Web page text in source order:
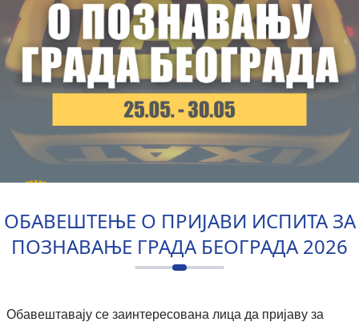
ОБАВЕШТЕЊЕ О ПРИЈАВИ ИСПИТА ЗА
ПОЗНАВАЊЕ ГРАДА БЕОГРАДА 2026
Обавештавају се заинтересована лица да пријаву за